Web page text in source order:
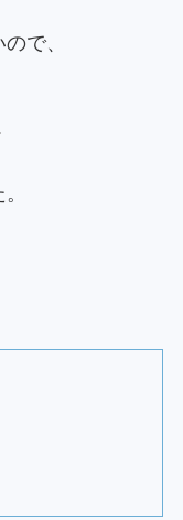
で、